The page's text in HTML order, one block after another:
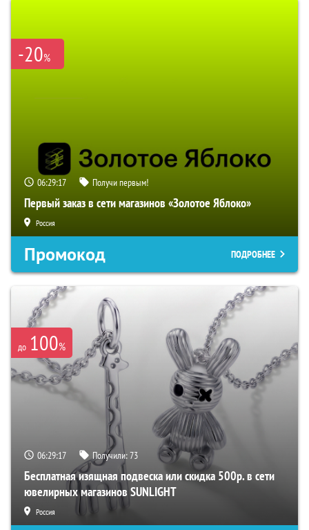
-20%
06:29:16 Получи первым!
Первый заказ в сети магазинов «Золотое Яблоко»
Россия
Промокод ПОДРОБНЕЕ
до 100%
06:29:16 Получили:73
Бесплатная изящная подвеска или скидка 500р. в сети
ювелирных магазинов SUNLIGHT
Россия